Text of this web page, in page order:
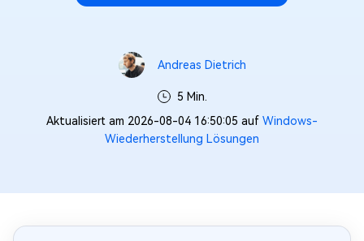
Andreas Dietrich
5 Min.
Aktualisiert am 2026-08-04 16:50:05 auf Windows-
Wiederherstellung Lösungen